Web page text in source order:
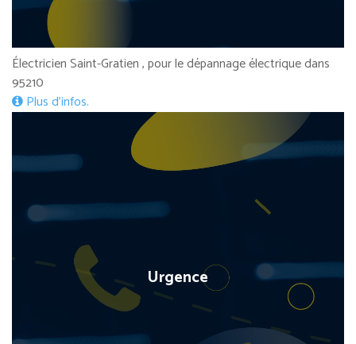
Électricien Saint-Gratien , pour le dépannage électrique dans
95210
Plus d’infos.
Urgence